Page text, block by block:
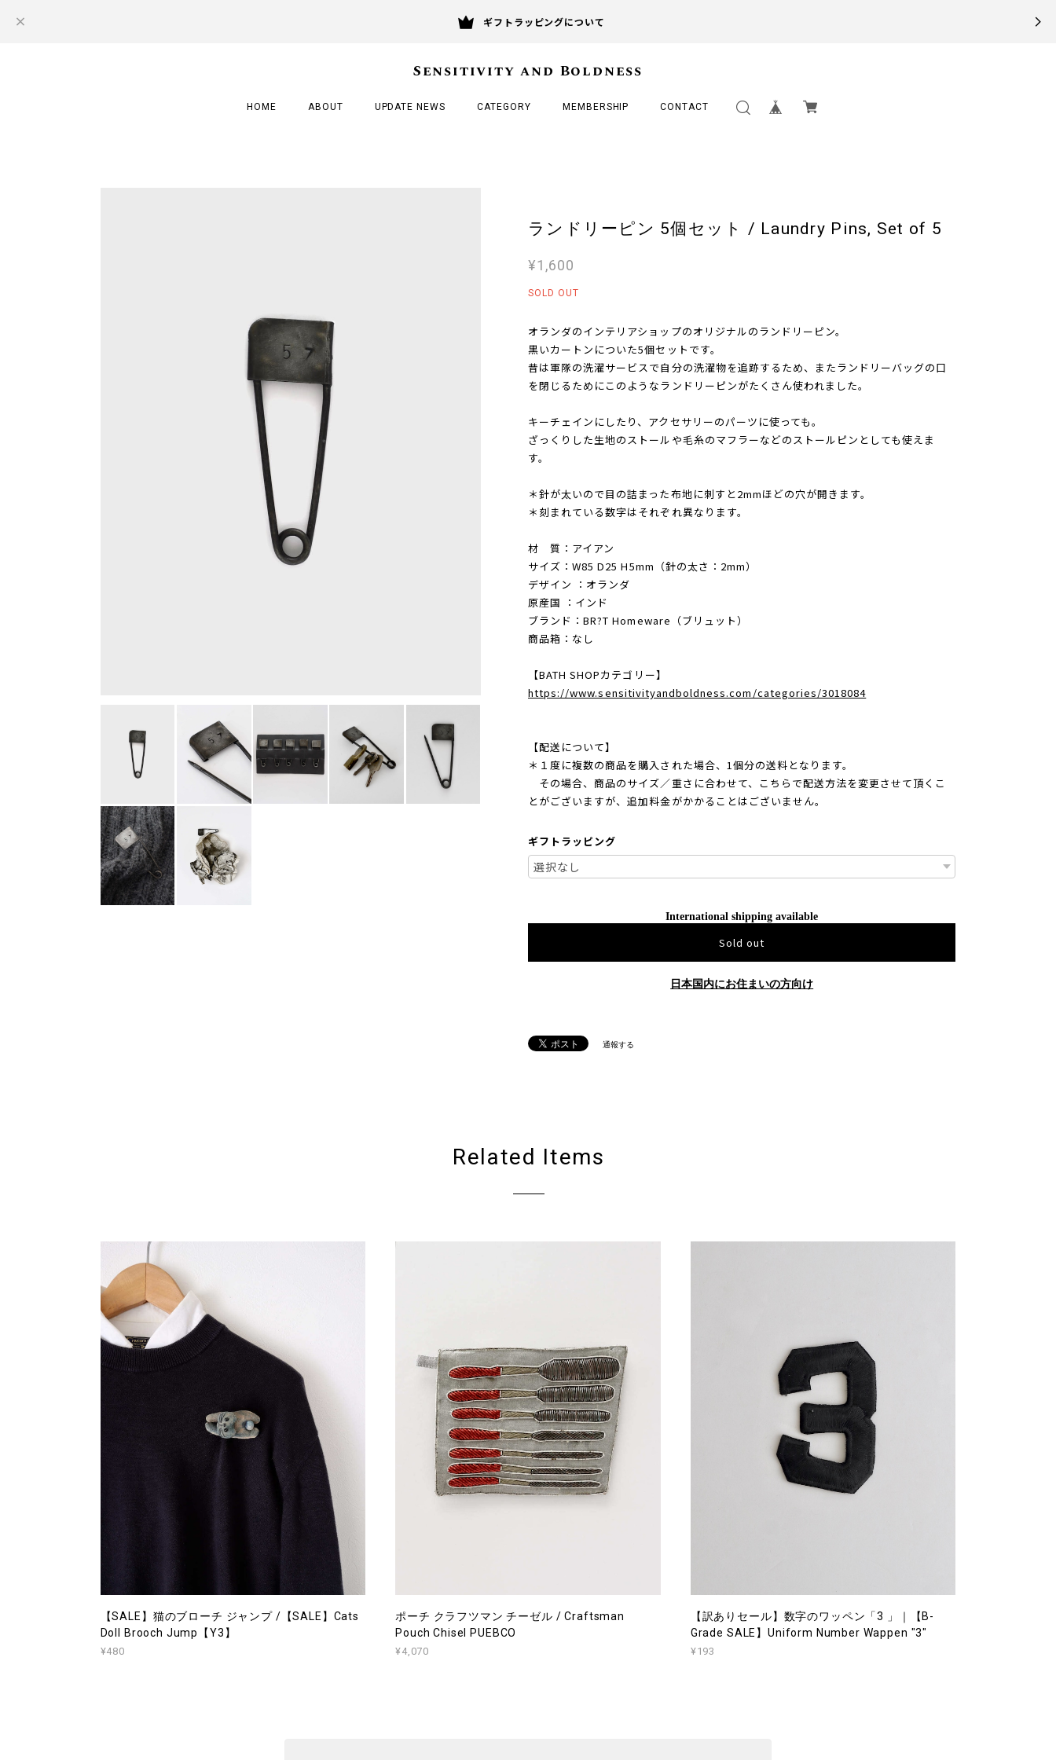
ギフトラッピングについて
Sensitivity and Boldness
HOME ABOUT UPDATE NEWS CATEGORY MEMBERSHIP CONTACT
ランドリーピン 5個セット / Laundry Pins, Set of 5
¥1,600
SOLD OUT
オランダのインテリアショップのオリジナルのランドリーピン。
黒いカートンについた5個セットです。
昔は軍隊の洗濯サービスで自分の洗濯物を追跡するため、またランドリーバッグの口
を閉じるためにこのようなランドリーピンがたくさん使われました。
キーチェインにしたり、アクセサリーのパーツに使っても。
ざっくりした生地のストールや毛糸のマフラーなどのストールピンとしても使えま
す。
＊針が太いので目の詰まった布地に刺すと2mmほどの穴が開きます。
＊刻まれている数字はそれぞれ異なります。
材 質：アイアン
サイズ：W85 D25 H5mm（針の太さ：2mm）
デザイン ：オランダ
原産国 ：インド
ブランド：BR?T Homeware（ブリュット）
商品箱：なし
【BATH SHOPカテゴリー】
https://www.sensitivityandboldness.com/categories/3018084
【配送について】
＊１度に複数の商品を購入された場合、1個分の送料となります。
その場合、商品のサイズ／重さに合わせて、こちらで配送方法を変更させて頂くこ
とがございますが、追加料金がかかることはございません。
ギフトラッピング
International shipping available
Sold out
日本国内にお住まいの方向け
通報する
Related Items
【SALE】猫のブローチ ジャンプ /【SALE】Cats
Doll Brooch Jump【Y3】
¥480
ポーチ クラフツマン チーゼル / Craftsman
Pouch Chisel PUEBCO
¥4,070
【訳ありセール】数字のワッペン「3 」｜【B-
Grade SALE】Uniform Number Wappen "3"
¥193